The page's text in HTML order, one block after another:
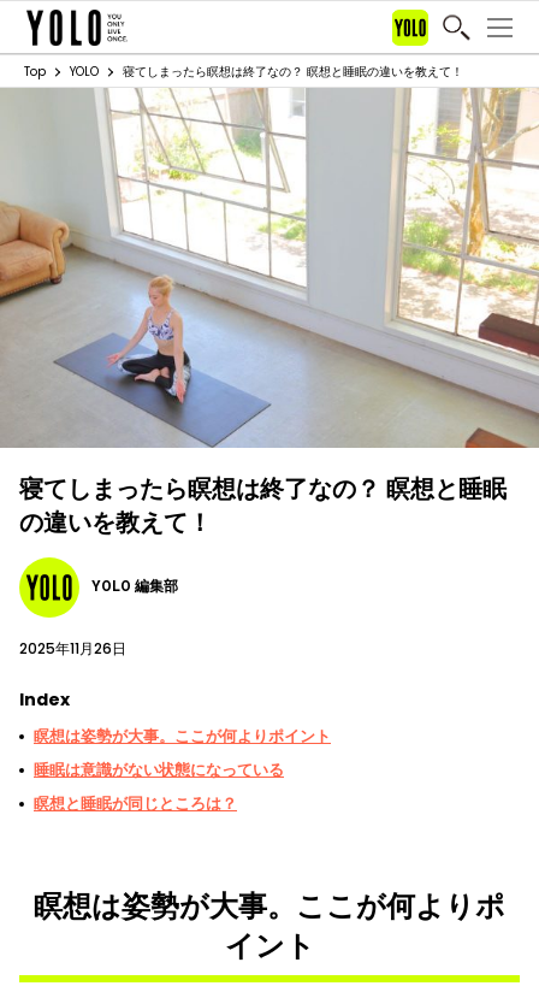
Top YOLO 寝てしまったら瞑想は終了なの？ 瞑想と睡眠の違いを教えて！
寝てしまったら瞑想は終了なの？ 瞑想と睡眠
の違いを教えて！
YOLO 編集部
2025年11月26日
Index
瞑想は姿勢が大事。ここが何よりポイント
睡眠は意識がない状態になっている
瞑想と睡眠が同じところは？
瞑想は姿勢が大事。ここが何よりポ
イント